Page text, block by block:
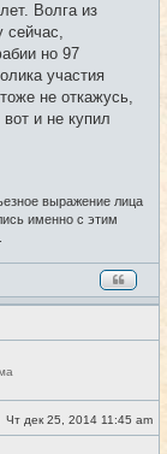
б
щ
н
и
Волга из
сейчас,
но 97
участия
не откажусь,
и не купил
выражение лица
именно с этим
#24
С
о
Чт дек 25, 2014 11:45 am